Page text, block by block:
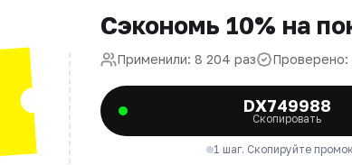
Сэкономь 10% на
Применили: 8 204 раз Проверено:
DX749988
Скопировать
1 шаг. Скопируйте